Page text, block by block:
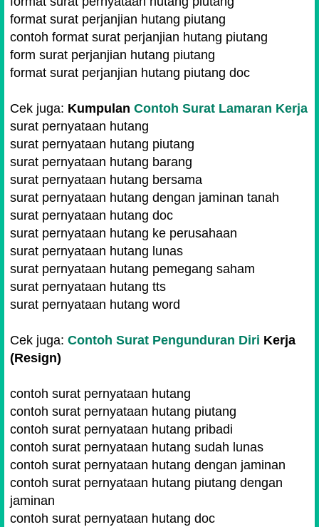
format surat perjanjian hutang piutang
contoh format surat perjanjian hutang piutang
form surat perjanjian hutang piutang
format surat perjanjian hutang piutang doc
Cek juga: Kumpulan Contoh Surat Lamaran Kerja
surat pernyataan hutang
surat pernyataan hutang piutang
surat pernyataan hutang barang
surat pernyataan hutang bersama
surat pernyataan hutang dengan jaminan tanah
surat pernyataan hutang doc
surat pernyataan hutang ke perusahaan
surat pernyataan hutang lunas
surat pernyataan hutang pemegang saham
surat pernyataan hutang tts
surat pernyataan hutang word
Cek juga: Contoh Surat Pengunduran Diri Kerja
(Resign)
contoh surat pernyataan hutang
contoh surat pernyataan hutang piutang
contoh surat pernyataan hutang pribadi
contoh surat pernyataan hutang sudah lunas
contoh surat pernyataan hutang dengan jaminan
contoh surat pernyataan hutang piutang dengan
jaminan
contoh surat pernyataan hutang doc